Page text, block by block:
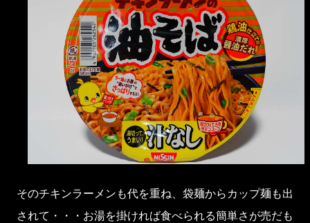
そのチキンラーメンも代を重ね、袋麺からカップ麺も出
されて・・・お湯を掛ければ食べられる簡単さが売だも